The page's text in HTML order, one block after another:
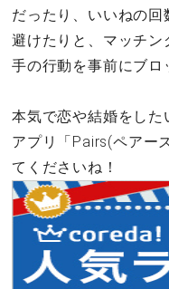
だったり、いいねの
避けたりと、マッチ
手の行動を事前にブロ
本気で恋や結婚をし
アプリ「Pairs(ペアー
てくださいね！